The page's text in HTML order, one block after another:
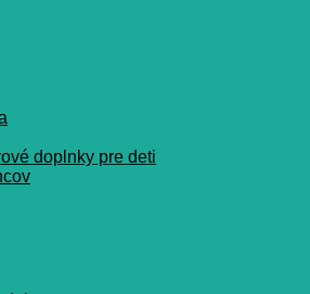
doplnky pre deti